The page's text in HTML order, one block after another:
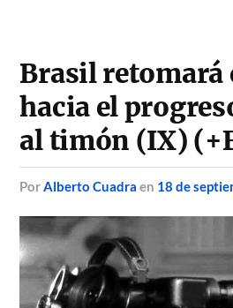
Brasil retomará
hacia el
al timón (IX)
porAlberto Cuadra en 18 de